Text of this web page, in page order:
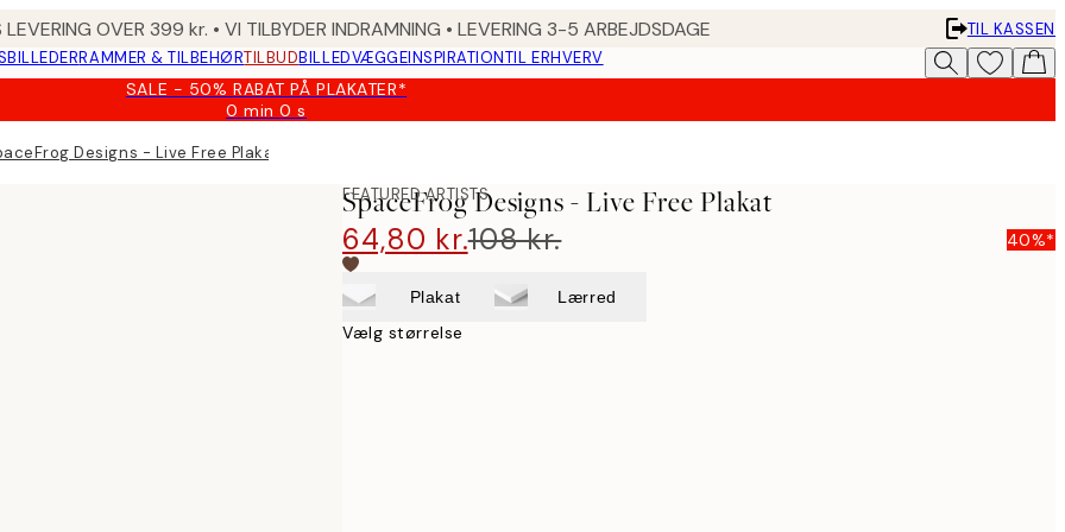
LEVERING OVER 399 kr. • VI TILBYDER INDRAMNING • LEVERING 3-5 ARBEJDSDAGE
TIL KASSEN
RAMMER & TILBEHØRTILBUDBILLEDVÆGGEINSPIRATIONTIL ERHVERV
SALE - 50% RABAT PÅ PLAKATER*
0 min0 s
Gyldig
2026-
Designs - Live Free Plakat
FEATURED ARTISTS
SpaceFrog Designs - Live Free Plakat
64,80 kr.108 kr. 40%*
Plakat Lærred
Vælg størrelse